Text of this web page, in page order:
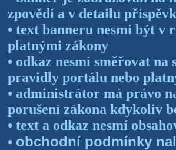
zpovědí a v detailu
• text banneru nesmí být v
platnými zákony
• odkaz nesmí směřovat
pravidly portálu nebo
• administrátor má právo
porušení zákona kdykoliv
• text a odkaz nesmí
• obchodní podmínky